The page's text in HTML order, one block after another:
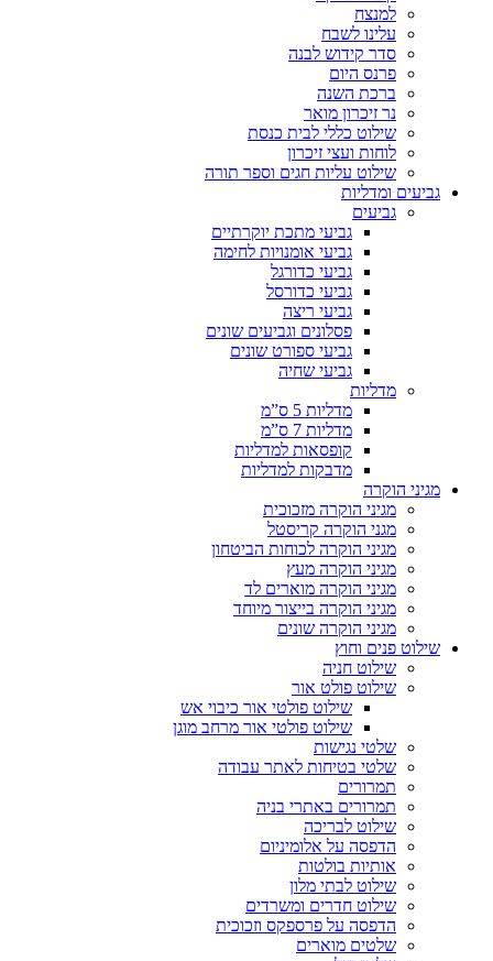
למנצח
עלינו לשבח
סדר קידוש לבנה
פרנס היום
ברכת השנה
נר זיכרון מואר
שילוט כללי לבית כנסת
לוחות ועצי זיכרון
שילוט עליות חגים וספר תורה
גביעים ומדליות
גביעים
גביעי מתכת יוקרתיים
גביעי אומנויות לחימה
גביעי כדורגל
גביעי כדורסל
גביעי ריצה
פסלונים וגביעים שונים
גביעי ספורט שונים
גביעי שחיה
מדליות
מדליות 5 ס”מ
מדליות 7 ס”מ
קופסאות למדליות
מדבקות למדליות
מגיני הוקרה
מגיני הוקרה מזכוכית
מגני הוקרה קריסטל
מגיני הוקרה לכוחות הביטחון
מגיני הוקרה מעץ
מגיני הוקרה מוארים לד
מגיני הוקרה בייצור מיוחד
מגיני הוקרה שונים
שילוט פנים וחוץ
שילוט חניה
שילוט פולט אור
שילוט פולטי אור כיבוי אש
שילוט פולטי אור מרחב מוגן
שלטי נגישות
שלטי בטיחות לאתר עבודה
תמרורים
תמרורים באתרי בניה
שילוט לבריכה
הדפסה על אלומיניום
אותיות בולטות
שילוט לבתי מלון
שילוט חדרים ומשרדים
הדפסה על פרספקס וזכוכית
שלטים מוארים